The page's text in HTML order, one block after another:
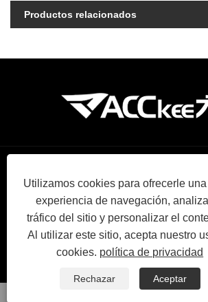
Productos relacionados
Utilizamos cookies para ofrecerle
experiencia de navegación,
tráfico del sitio y personalizar el
Al utilizar este sitio, acepta nuestro
cookies. política de privacidad
Rechazar
Aceptar
Copyright 2024 © Zhejiang Younio Tools
derechos reservados